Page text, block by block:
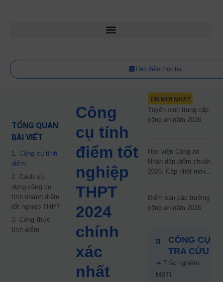
Tính điểm học bạ
TỔNG QUAN
BÀI VIẾT
1. Công cụ tính
điểm
2. Cách sử
dụng công cụ
tính nhanh điểm
tốt nghiệp THPT
3. Công thức
tính điểm
Công
cụ tính
điểm tốt
nghiệp
THPT
2024
chính
xác
nhất
TIN MỚI NHẤT
Tuyển sinh trung cấp
công an năm 2026
Học viện Công an
Nhân dân điểm chuẩn
2026: Cập nhật mới
Điểm sàn các trường
công an năm 2026
CÔNG CỤ
TRA CỨU
➜ Trắc nghiệm
MBTI